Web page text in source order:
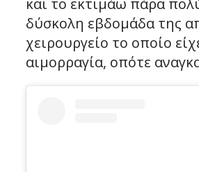
και το εκτιμάω πάρα
δύσκολη εβδομάδα της
χειρουργείο το οποίο
αιμορραγία, οπότε